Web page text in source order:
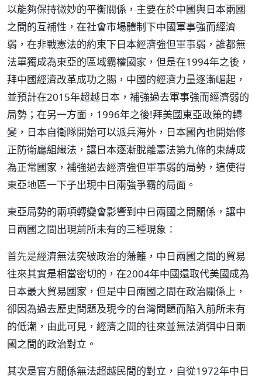
以能夠保持微妙的平衡關係，主要在於中國與日本兩國
之間的互補性，在社會市場體制下中國軍事強而經濟
弱，在非戰憲法的約束下日本經濟強但軍事弱，誰都無
法單獨成為東亞的區域霸權國家，但是在1994年之後，
拜中國經濟改革成功之賜，中國的經濟力量逐漸崛起，
並預計在2015年超越日本，補強過去軍事強而經濟弱的
局勢；在另一方面，1996年之後!拜美國東亞政策的轉
變，日本自衛隊開始可以派兵海外，日本國內也開始修
正防衛廳組織法，讓日本逐漸脫離憲法第九條的束縛成
為正常國家，補強過去經濟強但軍事弱的局勢，這使得
東亞地區一下子出現中日兩強爭霸的局面。
東亞局勢的兩項轉變會影響到中日兩國之間關係，讓中
日兩國之間出現前所未有的三種現象：
首先是經濟無法突破政治的藩籬，中日兩國之間的貿易
往來其實是相當密切的，在2004年中國還取代美國成為
日本最大貿易國家，但是中日兩國之間在政治關係上，
卻因為過去歷史問題及現今的台灣問題而陷入前所未有
的低潮，由此可見，經濟之間的往來並無法消弭中日兩
國之間的政治對立。
其次是官方關係無法超越民間的對立，自從1972年中日